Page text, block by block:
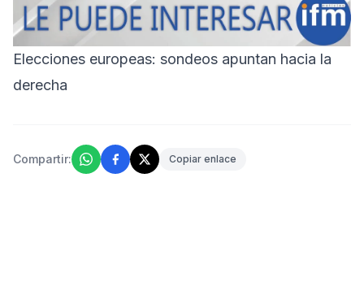
Elecciones europeas: sondeos apuntan hacia la
derecha
Compartir: Copiar enlace